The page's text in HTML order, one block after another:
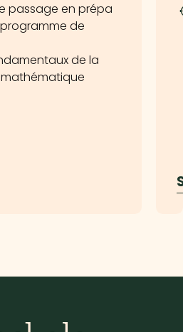
passage en prépa
de
de la